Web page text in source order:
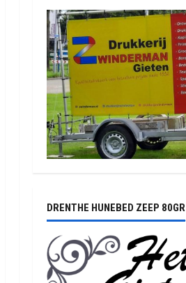
DRENTHE HUNEBED ZEEP 80GR